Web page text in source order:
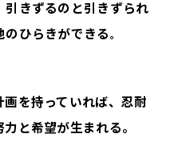
引きずるのと引きずられ
のひらきができる。
を持っていれば、忍耐
と希望が生まれる。